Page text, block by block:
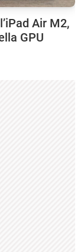
Air M2,
GPU